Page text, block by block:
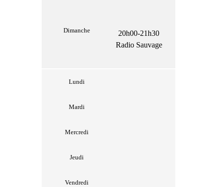
Dimanche
20h00-21h30
Radio Sauvage
Lundi
Mardi
Mercredi
Jeudi
Vendredi